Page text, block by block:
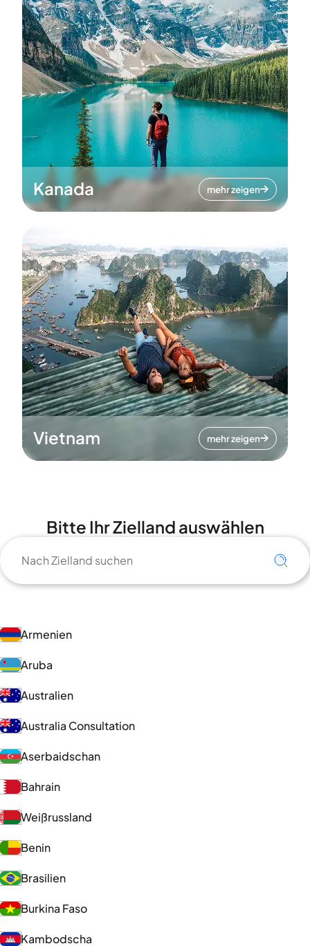
Kanada mehr zeigen
Vietnam mehr zeigen
Bitte Ihr Zielland auswählen
Armenien
Aruba
Australien
Australia Consultation
Aserbaidschan
Bahrain
Weißrussland
Benin
Brasilien
Burkina Faso
Kambodscha